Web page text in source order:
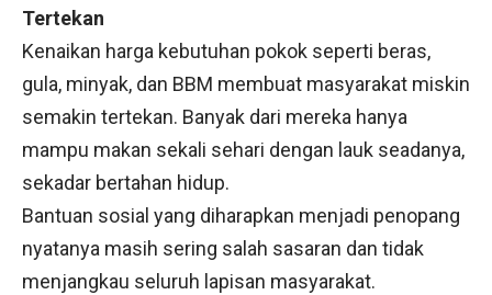
Tertekan
Kenaikan harga kebutuhan pokok seperti beras,
gula, minyak, dan BBM membuat masyarakat miskin
semakin tertekan. Banyak dari mereka hanya
mampu makan sekali sehari dengan lauk seadanya,
sekadar bertahan hidup.
Bantuan sosial yang diharapkan menjadi penopang
nyatanya masih sering salah sasaran dan tidak
menjangkau seluruh lapisan masyarakat.